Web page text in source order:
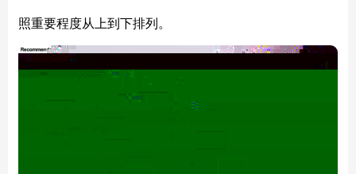
照重要程度从上到下排列。